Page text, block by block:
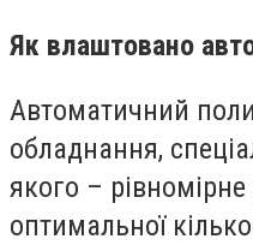
Як влаштовано
Автоматичний
обладнання,
якого –
оптимальної